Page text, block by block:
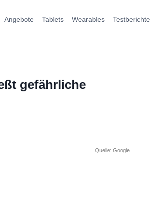
Angebote Tablets Wearables Testberichte
gefährliche
Quelle: Google